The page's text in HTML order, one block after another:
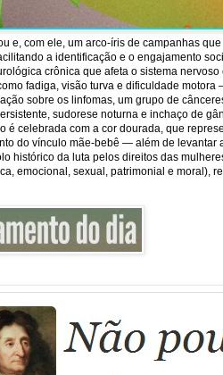
e, com ele, um arco-íris de campanhas
a identificação e o engajamento
crônica que afeta o sistema
fadiga, visão turva e dificuldade motora
sobre os linfomas, um grupo de
sudorese noturna e inchaço de
é celebrada com a cor dourada, que
do vínculo mãe-bebê — além de levantar
histórico da luta pelos direitos das
emocional, sexual, patrimonial e moral),